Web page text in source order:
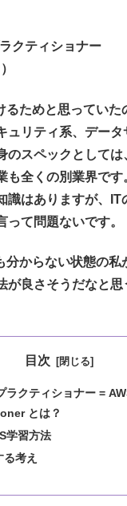
クティショナー
るためと思っていた
ュリティ系、デー
のスペックとして
も全くの別業界で
識はありますが、IT
て問題ないです。
分からない状態の私
が良さそうだなと思
目次
ラクティショナー =
とは？
学習方法
考え